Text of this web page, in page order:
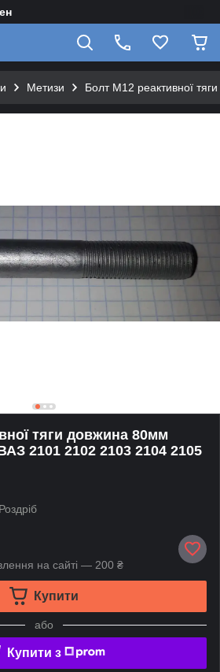
Метизи Болт М12 реактивної
тяги довжина 80мм
2101 2102 2103 2104 2105
Роздріб
на сайті — 200 ₴
Купити
або
Купити з